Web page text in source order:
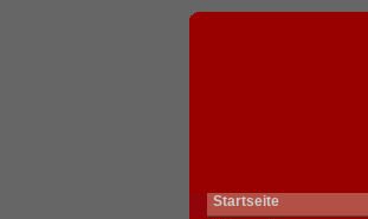
Startseite